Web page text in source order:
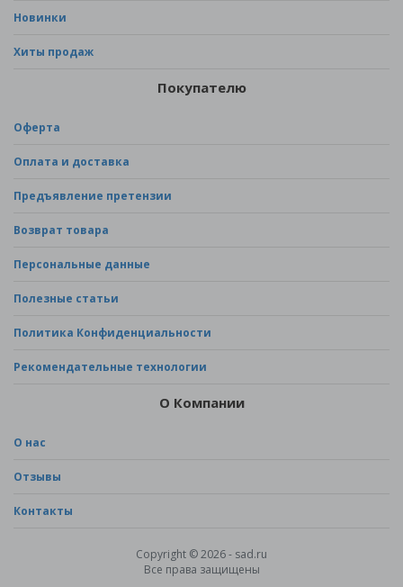
Новинки
Хиты продаж
Покупателю
Оферта
Оплата и доставка
Предъявление претензии
Возврат товара
Персональные данные
Полезные статьи
Политика Конфиденциальности
Рекомендательные технологии
О Компании
О нас
Отзывы
Контакты
Copyright © 2026 - sad.ru
Все права защищены